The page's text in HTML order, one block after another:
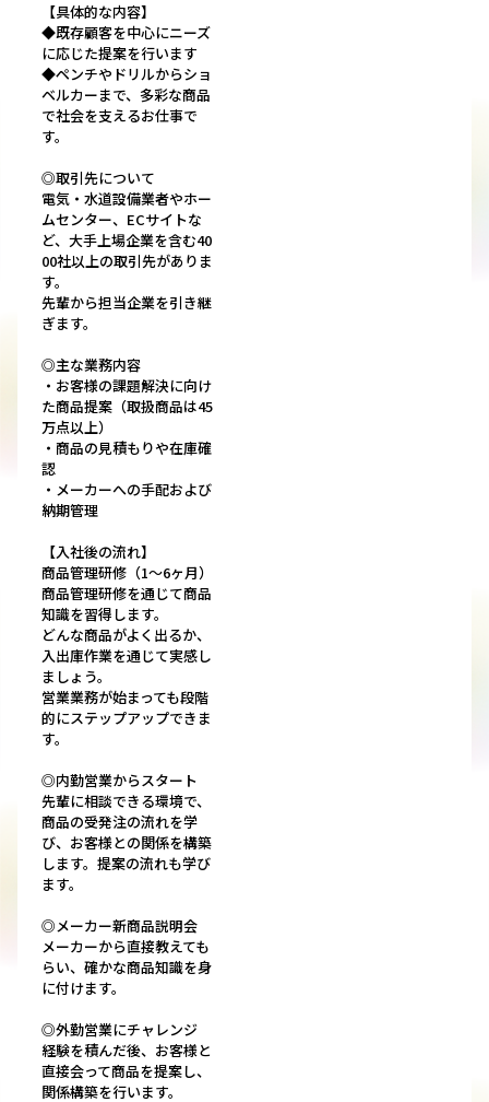
【具体的な内容】
◆既存顧客を中心にニーズ
に応じた提案を行います
◆ペンチやドリルからショ
ベルカーまで、多彩な商品
で社会を支えるお仕事で
す。
◎取引先について
電気・水道設備業者やホー
ムセンター、ECサイトな
ど、大手上場企業を含む40
00社以上の取引先がありま
す。
先輩から担当企業を引き継
ぎます。
◎主な業務内容
・お客様の課題解決に向け
た商品提案（取扱商品は45
万点以上）
・商品の見積もりや在庫確
認
・メーカーへの手配および
納期管理
【入社後の流れ】
商品管理研修（1～6ヶ月）
商品管理研修を通じて商品
知識を習得します。
どんな商品がよく出るか、
入出庫作業を通じて実感し
ましょう。
営業業務が始まっても段階
的にステップアップできま
す。
◎内勤営業からスタート
先輩に相談できる環境で、
商品の受発注の流れを学
び、お客様との関係を構築
します。提案の流れも学び
ます。
◎メーカー新商品説明会
メーカーから直接教えても
らい、確かな商品知識を身
に付けます。
◎外勤営業にチャレンジ
経験を積んだ後、お客様と
直接会って商品を提案し、
関係構築を行います。